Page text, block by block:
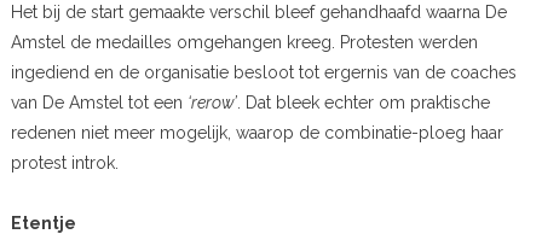
Het bij de start gemaakte verschil bleef gehandhaafd waarna De
Amstel de medailles omgehangen kreeg. Protesten werden
ingediend en de organisatie besloot tot ergernis van de coaches
van De Amstel tot een ‘rerow’. Dat bleek echter om praktische
redenen niet meer mogelijk, waarop de combinatie-ploeg haar
protest introk.
Etentje